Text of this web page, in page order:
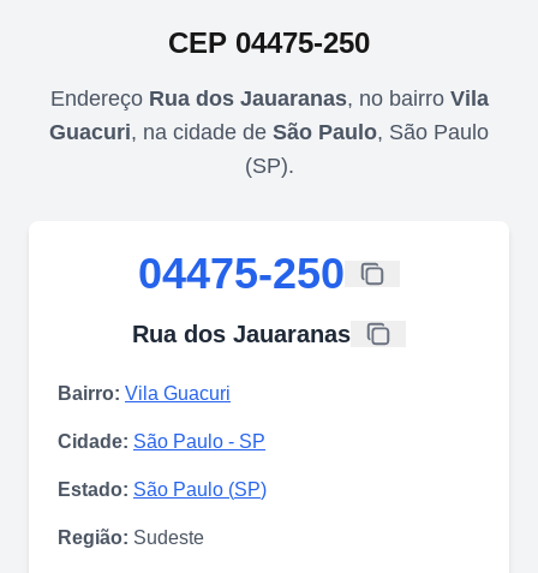
CEP 04475-250
Endereço Rua dos Jauaranas, no bairro Vila
Guacuri, na cidade de São Paulo, São Paulo
(SP).
04475-250
Rua dos Jauaranas
Bairro: Vila Guacuri
Cidade: São Paulo - SP
Estado: São Paulo (SP)
Região: Sudeste